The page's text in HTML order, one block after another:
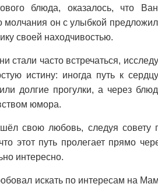
блюда, оказалось, что
молчания он с улыбкой
своей находчивостью.
стали часто встречаться,
истину: иногда путь к
долгие прогулки, а через
юмора.
свою любовь, следуя
этот путь пролегает прямо
интересно.
искать по интересам на